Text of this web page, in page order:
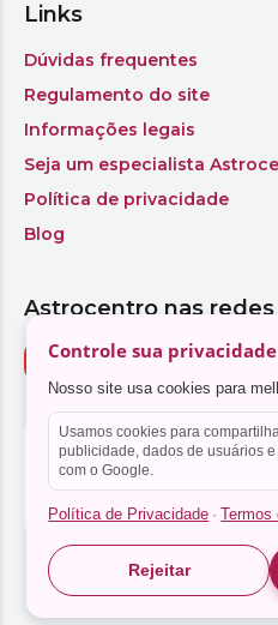
Controle sua privacidade
Nosso site usa cookies para
Usamos cookies para
publicidade, dados de usuários
com o Google.
Política de Privacidade · Termos
Rejeitar